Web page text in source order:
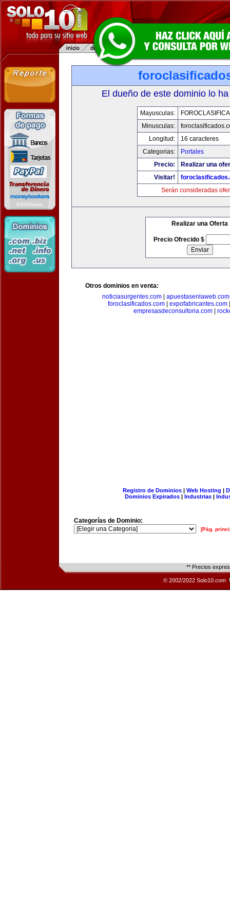
El dueño de este dominio lo
Mayusculas:
Minusculas:
Longitud:
16 caracteres
Categorias:
Portales
Precio:
Realizar una
Visitar!
Serán consideradas
Realizar una Oferta
Precio Ofrecido $
Otros dominios en venta:
noticiasurgentes.com| apuestasenlaweb.com
foroclasificados.com
expofabricantes.com
empresasdeconsultoria.com
Registro de Dominios| Web Hosting |
Dominios Expirados | Industrias |
Categorías de Dominio:
[Pág.
** Precios
© 2002/2022 Solo10.com